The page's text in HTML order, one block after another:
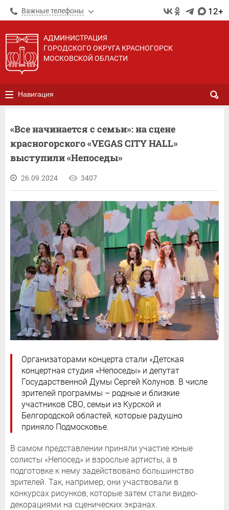
Важные телефоны 12+
АДМИНИСТРАЦИЯ
ГОРОДСКОГО ОКРУГА КРАСНОГОРСК
МОСКОВСКОЙ ОБЛАСТИ
Навигация
«Все начинается с семьи»: на сцене
красногорского «VEGAS CITY HALL»
выступили «Непоседы»
26.09.2024 3407
Организаторами концерта стали «Детская
концертная студия «Непоседы» и депутат
Государственной Думы Сергей Колунов. В числе
зрителей программы – родные и близкие
участников СВО, семьи из Курской и
Белгородской областей, которые радушно
приняло Подмосковье.
В самом представлении приняли участие юные
солисты «Непосед» и взрослые артисты, а в
подготовке к нему задействовано большинство
зрителей. Так, например, они участвовали в
конкурсах рисунков, которые затем стали видео-
декорациями на сценических экранах.